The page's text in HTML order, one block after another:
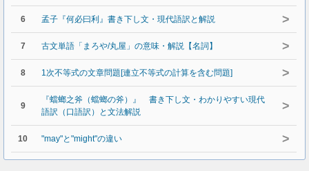
6 孟子『何必曰利』書き下し文・現代語訳と解説 >
7 古文単語「まろや/丸屋」の意味・解説【名詞】 >
8 1次不等式の文章問題[連立不等式の計算を含む問題] >
9
『蟷螂之斧（蟷螂の斧）』 書き下し文・わかりやすい現代
語訳（口語訳）と文法解説
>
10 "may"と"might"の違い >